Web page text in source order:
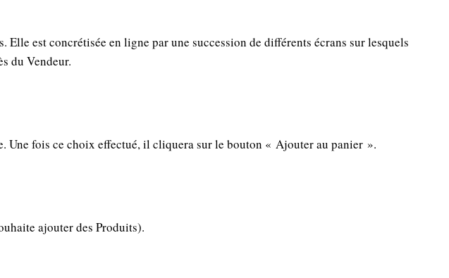
est concrétisée en ligne par une succession de différents écrans sur lesquels
du Vendeur.
Une fois ce choix effectué, il cliquera sur le bouton « Ajouter au panier ».
ajouter des Produits).